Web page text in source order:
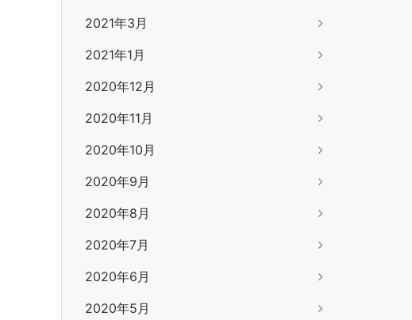
2021年3月
2021年1月
2020年12月
2020年11月
2020年10月
2020年9月
2020年8月
2020年7月
2020年6月
2020年5月